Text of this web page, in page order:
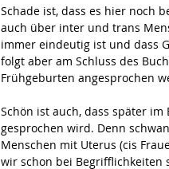
Schade ist, dass es hier noch
auch über inter und trans
immer eindeutig ist und dass
folgt aber am Schluss des
Frühgeburten angesprochen
Schön ist auch, dass später
gesprochen wird. Denn
Menschen mit Uterus (cis
wir schon bei Begrifflichkeiten